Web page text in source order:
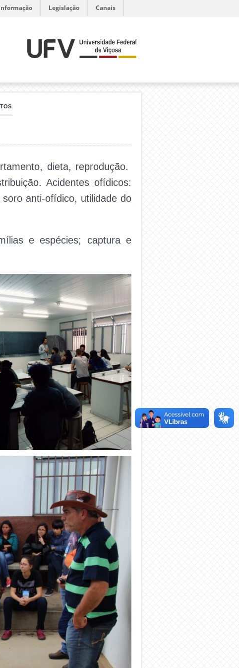
Legislação Canais
dieta, reprodução.
Acidentes ofídicos:
anti-ofídico, utilidade do
e espécies; captura e